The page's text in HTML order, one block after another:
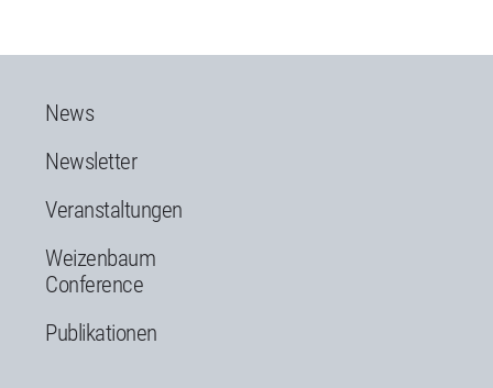
News
Newsletter
Veranstaltungen
Weizenbaum
Conference
Publikationen